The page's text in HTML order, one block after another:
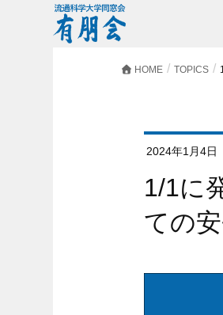
HOME TOPICS
2024年1月4日
1/1に発生した令和6年能登半島地震につい
ての